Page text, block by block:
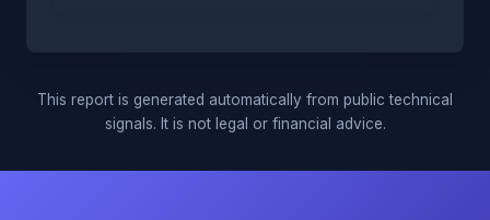
This report is generated automatically from public technical
signals. It is not legal or financial advice.